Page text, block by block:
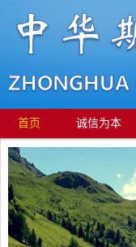
首页 诚信为本